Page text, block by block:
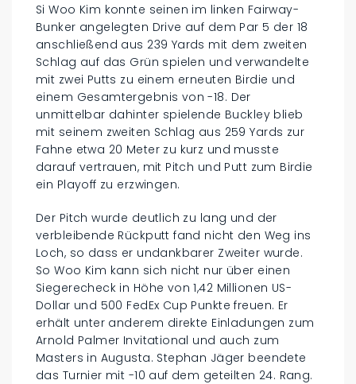
Si Woo Kim konnte seinen im linken Fairway-
Bunker angelegten Drive auf dem Par 5 der 18
anschließend aus 239 Yards mit dem zweiten
Schlag auf das Grün spielen und verwandelte
mit zwei Putts zu einem erneuten Birdie und
einem Gesamtergebnis von -18. Der
unmittelbar dahinter spielende Buckley blieb
mit seinem zweiten Schlag aus 259 Yards zur
Fahne etwa 20 Meter zu kurz und musste
darauf vertrauen, mit Pitch und Putt zum Birdie
ein Playoff zu erzwingen.
Der Pitch wurde deutlich zu lang und der
verbleibende Rückputt fand nicht den Weg ins
Loch, so dass er undankbarer Zweiter wurde.
So Woo Kim kann sich nicht nur über einen
Siegerecheck in Höhe von 1,42 Millionen US-
Dollar und 500 FedEx Cup Punkte freuen. Er
erhält unter anderem direkte Einladungen zum
Arnold Palmer Invitational und auch zum
Masters in Augusta. Stephan Jäger beendete
das Turnier mit -10 auf dem geteilten 24. Rang.